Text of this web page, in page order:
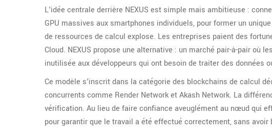
L'idée centrale derrière NEXUSest simple mais ambitieuse :
GPU massives aux smartphones individuels, pour former un
de ressources de calcul explose. Les entreprises paient des
Cloud. NEXUS propose une alternative : un marché pair-à-pair où
inutilisée aux développeurs qui ont besoin de traiter des données
Ce modèle s'inscrit dans la catégorie des blockchains de calcul
concurrents comme Render NetworketAkash Network. La
vérification. Au lieu de faire confiance aveuglément au nœud qui
pour garantir que le travail a été effectué correctement, sans